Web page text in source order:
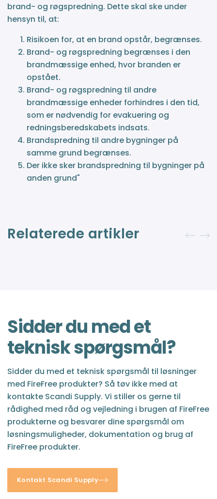
brand- og røgspredning. Dette skal ske under
hensyn til, at:
Risikoen for, at en brand opstår, begrænses.
Brand- og røgspredning begrænses i den
brandmæssige enhed, hvor branden er
opstået.
Brand- og røgspredning til andre
brandmæssige enheder forhindres i den tid,
som er nødvendig for evakuering og
redningsberedskabets indsats.
Brandspredning til andre bygninger på
samme grund begrænses.
Der ikke sker brandspredning til bygninger på
anden grund"
Relaterede artikler
Sidder du med et
teknisk spørgsmål?
Sidder du med et teknisk spørgsmål til løsninger
med FireFree produkter? Så tøv ikke med at
kontakte Scandi Supply. Vi stiller os gerne til
rådighed med råd og vejledning i brugen af FireFree
produkterne og besvarer dine spørgsmål om
løsningsmuligheder, dokumentation og brug af
FireFree produkter.
Kontakt Scandi Supply